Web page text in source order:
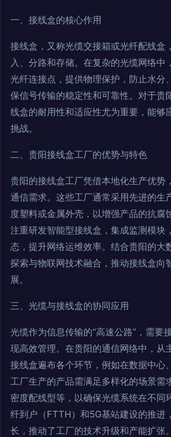
一、接线盒的核心作用
接线盒，又称光缆交接箱或光纤配线盒
入、分路和存储。在复杂的光缆网络中
光纤连接点，提供物理保护，防止水分
保信号传输的稳定性和可靠性。对于贵
线盒的耐用性和适应性尤为重要，能够
挑战。
二、贵阳接线盒工厂的优势与特色
贵阳的接线盒工厂凭借本地化生产优势
通信需求。这些工厂通常采用先进的生
度塑料或金属外壳，以增强产品的抗腐
注重研发智能型接线盒，集成监测模块
态，提升网络运维效率。结合贵阳的大
探索与物联网技术融合，推动接线盒向
展。
三、光缆与接线盒的协同应用
光缆作为信息传输的“高速公路”，需要
现高效管理。在贵阳的通信网络中，从
接线盒遍布各个环节，例如在数据中心
工厂生产的产品需满足多样化的场景需
密度配线型等，以确保光缆系统在不同
纤到户（FTTH）和5G基站建设的推进
长，推动了工厂的技术升级和产能扩张。